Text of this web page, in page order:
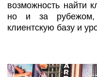
возможность найти
но и за рубежом,
клиентскую базу и